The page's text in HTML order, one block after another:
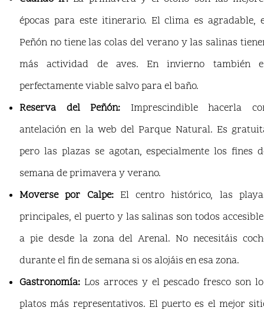
épocas para este itinerario. El clima es agradable,
Peñón no tiene las colas del verano y las salinas
más actividad de aves. En invierno también
perfectamente viable salvo para el baño.
Reserva del Peñón: Imprescindible hacerla
antelación en la web del Parque Natural. Es
pero las plazas se agotan, especialmente los fines
semana de primavera y verano.
Moverse por Calpe: El centro histórico, las
principales, el puerto y las salinas son todos
a pie desde la zona del Arenal. No necesitáis
durante el fin de semana si os alojáis en esa zona.
Gastronomía: Los arroces y el pescado fresco son
platos más representativos. El puerto es el mejor